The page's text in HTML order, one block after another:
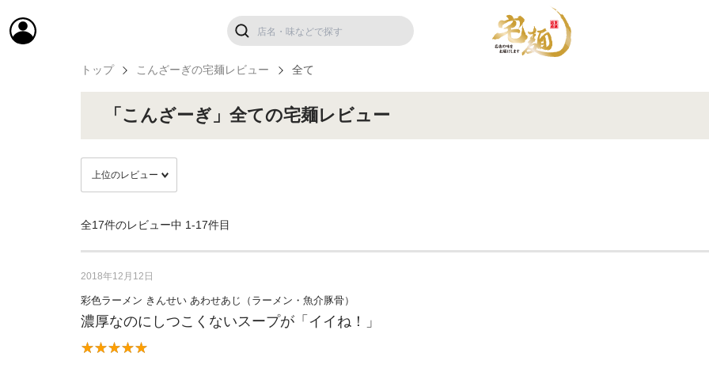
トップ こんざーぎの宅麺レビュー 全て
「こんざーぎ」全ての宅麺レビュー
全17件のレビュー中 1-17件目
2018年12月12日
彩色ラーメン きんせい あわせあじ（ラーメン・魚介豚骨）
濃厚なのにしつこくないスープが「イイね！」